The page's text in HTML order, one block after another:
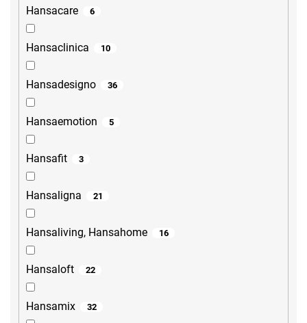
Hansacare 6
Hansaclinica 10
Hansadesigno 36
Hansaemotion 5
Hansafit 3
Hansaligna 21
Hansaliving, Hansahome 16
Hansaloft 22
Hansamix 32